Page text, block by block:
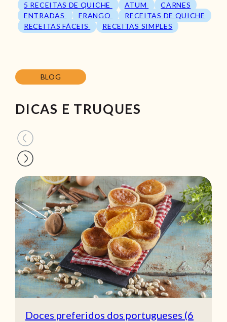
5 RECEITAS DE QUICHE ATUM
CARNES
ENTRADAS
FRANGO
RECEITAS DE QUICHE
RECEITAS FÁCEIS
RECEITAS SIMPLES
BLOG
DICAS E TRUQUES
Doces preferidos dos portugueses (6